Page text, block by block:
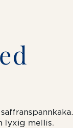
saffranspannkaka.
lyxig mellis.